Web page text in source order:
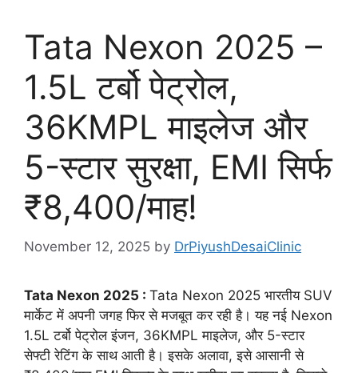
Tata Nexon 2025 –
1.5L टर्बो पेट्रोल,
36KMPL माइलेज और
5-स्टार सुरक्षा, EMI सिर्फ
₹8,400/माह!
November 12, 2025 by DrPiyushDesaiClinic
Tata Nexon 2025 : Tata Nexon 2025 भारतीय SUV
मार्केट में अपनी जगह फिर से मजबूत कर रही है। यह नई Nexon
1.5L टर्बो पेट्रोल इंजन, 36KMPL माइलेज, और 5-स्टार
सेफ्टी रेटिंग के साथ आती है। इसके अलावा, इसे आसानी से